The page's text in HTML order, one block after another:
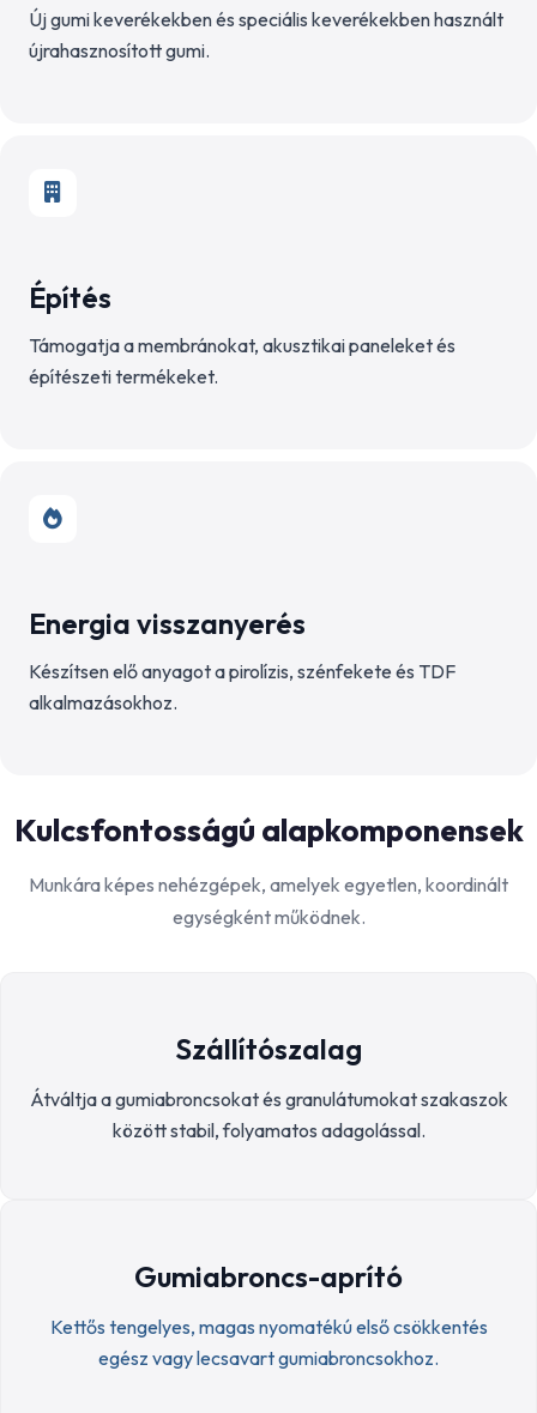
Új gumi keverékekben és speciális keverékekben használt
újrahasznosított gumi.
Építés
Támogatja a membránokat, akusztikai paneleket és
építészeti termékeket.
Energia visszanyerés
Készítsen elő anyagot a pirolízis, szénfekete és TDF
alkalmazásokhoz.
Kulcsfontosságú alapkomponensek
Munkára képes nehézgépek, amelyek egyetlen, koordinált
egységként működnek.
Szállítószalag
Átváltja a gumiabroncsokat és granulátumokat szakaszok
között stabil, folyamatos adagolással.
Gumiabroncs-aprító
Kettős tengelyes, magas nyomatékú első csökkentés
egész vagy lecsavart gumiabroncsokhoz.